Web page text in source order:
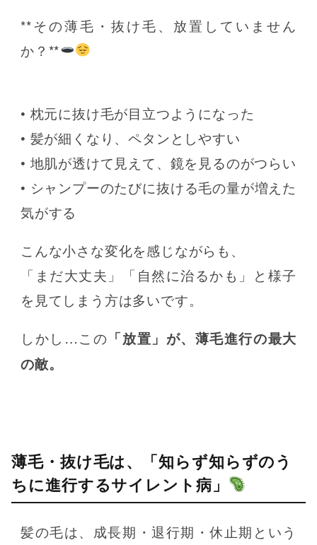
**その薄毛・抜け毛、放置していません
か？**
• 枕元に抜け毛が目立つようになった
• 髪が細くなり、ペタンとしやすい
• 地肌が透けて見えて、鏡を見るのがつらい
• シャンプーのたびに抜ける毛の量が増えた
気がする
こんな小さな変化を感じながらも、
「まだ大丈夫」「自然に治るかも」と様子
を見てしまう方は多いです。
しかし…この 「放置」が、薄毛進行の最大
の敵。
薄毛・抜け毛は、「知らず知らずのう
ちに進行するサイレント病」
髪の毛は、成長期・退行期・休止期という